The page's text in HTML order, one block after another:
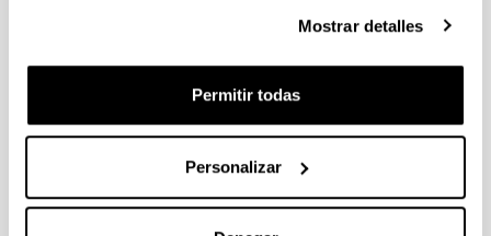
Mostrar detalles
Permitir todas
Personalizar
Periodismo de calidad
Alfabetización audiovisual
Medios y lenguas minorizadas
(Abre una nueva ventana)
Grupo Consolidado UPV/EHU: Hedabideak,